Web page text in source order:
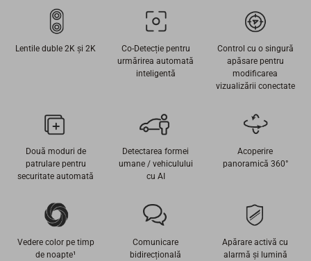
Lentile duble 2K și 2K
Co-Detecție pentru
urmărirea automată
inteligentă
Control cu ​​o singură
apăsare pentru
modificarea
vizualizării conectate
Două moduri de
patrulare pentru
securitate automată
Detectarea formei
umane / vehiculului
cu AI
Acoperire
panoramică 360°
Vedere color pe timp
de noapte¹
Comunicare
bidirecțională
Apărare activă cu
alarmă şi lumină